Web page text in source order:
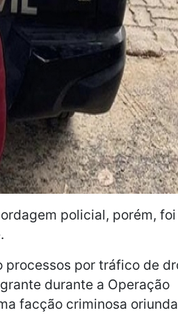
policial, porém, foi
processos por tráfico de
durante a Operação
facção criminosa